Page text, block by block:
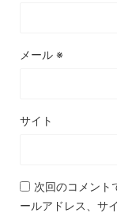
メール ※
サイト
次回のコメント
ールアドレス、サ